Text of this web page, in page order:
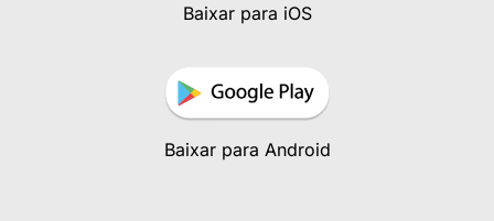
Baixar para iOS
Baixar para Android